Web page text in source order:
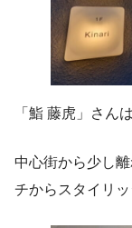
「鮨 藤虎」さん
中心街から少し
チからスタイリッ